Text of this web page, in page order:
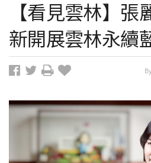
a
v
i
g
o
n
【看見雲林】張
新開展雲林永續